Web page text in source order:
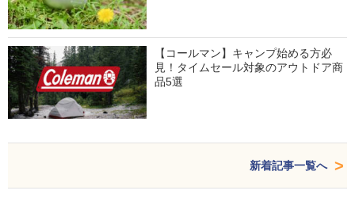
【コールマン】キャンプ始める方必
見！タイムセール対象のアウトドア商
品5選
新着記事一覧へ